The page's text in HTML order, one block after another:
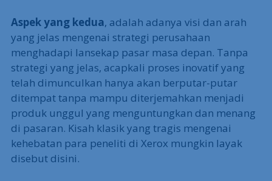
Aspek yang kedua, adalah adanya visi dan arah
yang jelas mengenai strategi perusahaan
menghadapi lansekap pasar masa depan. Tanpa
strategi yang jelas, acapkali proses inovatif yang
telah dimunculkan hanya akan berputar-putar
ditempat tanpa mampu diterjemahkan menjadi
produk unggul yang menguntungkan dan menang
di pasaran. Kisah klasik yang tragis mengenai
kehebatan para peneliti di Xerox mungkin layak
disebut disini.